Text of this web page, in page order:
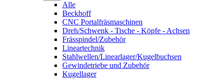
Alle
Beckhoff
CNC Portalfräsmaschinen
Dreh/Schwenk - Tische - Köpfe - Achsen
Frässpindel/Zubehör
Lineartechnik
Stahlwellen/Linearlager/Kugelbuchsen
Gewindetriebe und Zubehör
Kugellager